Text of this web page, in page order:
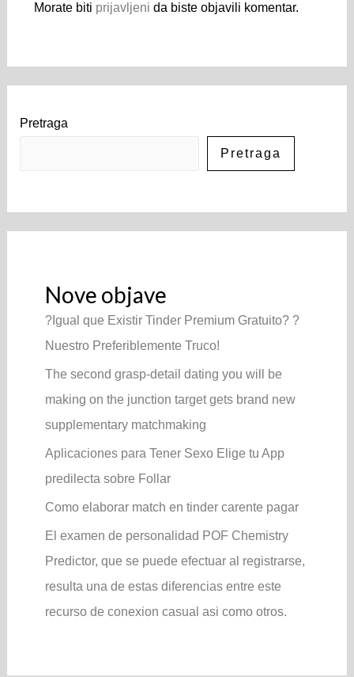
Morate biti prijavljeni da biste objavili komentar.
Pretraga
Pretraga
Nove objave
?Igual que Existir Tinder Premium Gratuito? ?
Nuestro Preferiblemente Truco!
The second grasp-detail dating you will be
making on the junction target gets brand new
supplementary matchmaking
Aplicaciones para Tener Sexo Elige tu App
predilecta sobre Follar
Como elaborar match en tinder carente pagar
El examen de personalidad POF Chemistry
Predictor, que se puede efectuar al registrarse,
resulta una de estas diferencias entre este
recurso de conexion casual asi­ como otros.